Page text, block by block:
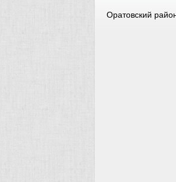
Оратовский